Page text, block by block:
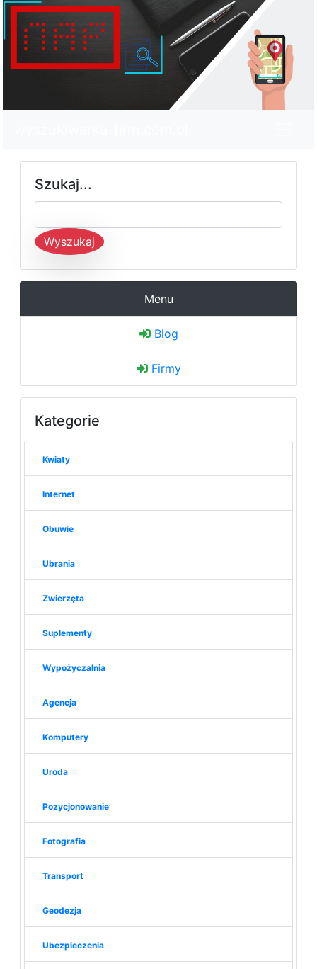
Szukaj...
Wyszukaj
Menu
Blog
Firmy
Kategorie
Kwiaty
Internet
Obuwie
Ubrania
Zwierzęta
Suplementy
Wypożyczalnia
Agencja
Komputery
Uroda
Pozycjonowanie
Fotografia
Transport
Geodezja
Ubezpieczenia